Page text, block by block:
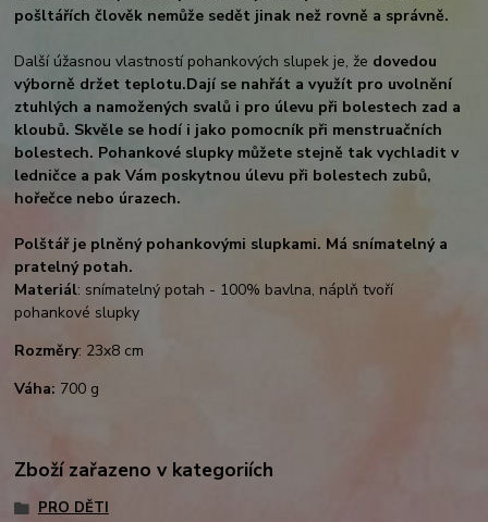
pošltářích člověk nemůže sedět jinak než rovně a správně.
Další úžasnou vlastností pohankových slupek je, že dovedou
výborně držet teplotu.Dají se nahřát a využít pro uvolnění
ztuhlých a namožených svalů i pro úlevu při bolestech zad a
kloubů. Skvěle se hodí i jako pomocník při menstruačních
bolestech. Pohankové slupky můžete stejně tak vychladit v
ledničce a pak Vám poskytnou úlevu při bolestech zubů,
hořečce nebo úrazech.
Polštář je plněný pohankovými slupkami. Má snímatelný a
pratelný potah.
Materiál: snímatelný potah - 100% bavlna, náplň tvoří
pohankové slupky
Rozměry: 23x8 cm
Váha: 700 g
Zboží zařazeno v kategoriích
PRO DĚTI